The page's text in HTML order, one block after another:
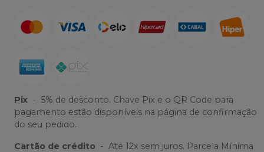
Pix - 5% de desconto. Chave Pix e o QR Code para
pagamento estão disponíveis na página de confirmação
do seu pedido.
Cartão de crédito - Até 12x sem juros. Parcela Mínima